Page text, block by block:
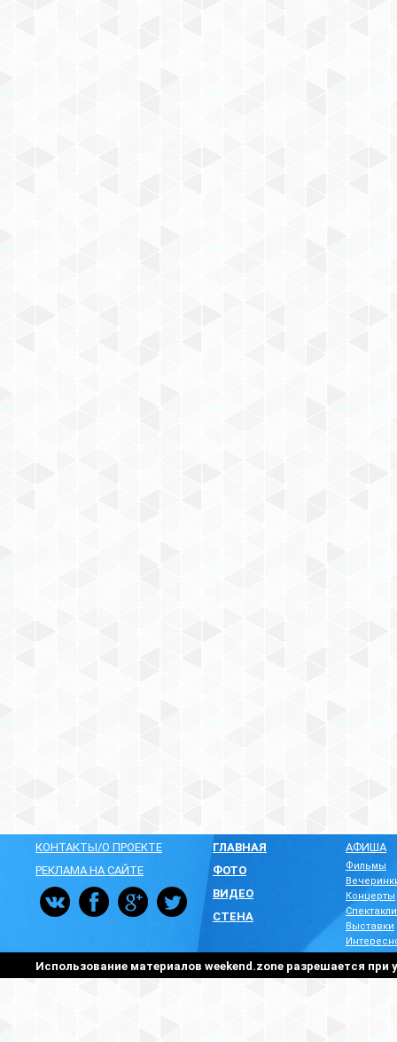
КОНТАКТЫ/О ПРОЕКТЕ
РЕКЛАМА НА САЙТЕ
ГЛАВНАЯ
ФОТО
ВИДЕО
СТЕНА
АФИША
Фильмы
Концерты
Спектакли
Выставки
Использование материалов weekend.zone разрешается